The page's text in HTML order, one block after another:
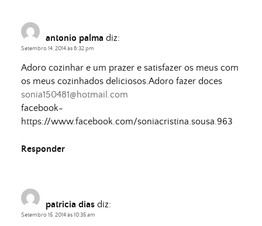
antonio palma diz:
Setembro 14, 2014 às 6:32 pm
Adoro cozinhar e um prazer e satisfazer os meus com
os meus cozinhados deliciosos.Adoro fazer doces
sonia150481@hotmail.com
facebook-
https://www.facebook.com/soniacristina.sousa.963
Responder
patricia dias diz:
Setembro 15, 2014 às 10:35 am